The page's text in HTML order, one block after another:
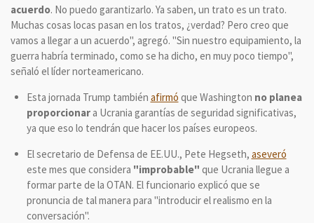
acuerdo. No puedo garantizarlo. Ya saben, un trato es un trato.
Muchas cosas locas pasan en los tratos, ¿verdad? Pero creo que
vamos a llegar a un acuerdo", agregó. "Sin nuestro equipamiento, la
guerra habría terminado, como se ha dicho, en muy poco tiempo",
señaló el líder norteamericano.
Esta jornada Trump también afirmó que Washington no planea
proporcionara Ucrania garantías de seguridad significativas,
ya que eso lo tendrán que hacer los países europeos.
El secretario de Defensa de EE.UU., Pete Hegseth, aseveró
este mes que considera "improbable" que Ucrania llegue a
formar parte de la OTAN. El funcionario explicó que se
pronuncia de tal manera para "introducir el realismo en la
conversación".